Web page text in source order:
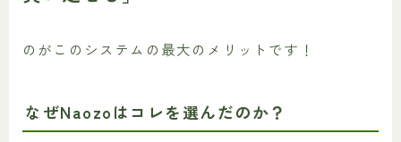
のがこのシステムの最大のメリットです！
なぜNaozoはコレを選んだのか？